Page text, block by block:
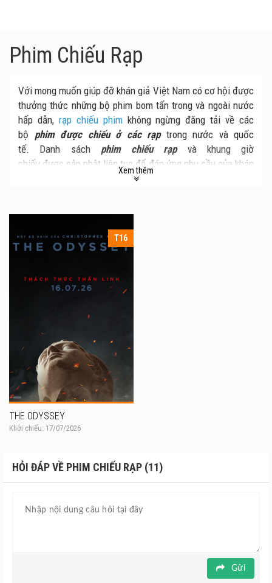
Phim Chiếu Rạp
Với mong muốn giúp đỡ khán giả Việt Nam có cơ hội được
thưởng thức những bộ phim bom tấn trong và ngoài nước
hấp dẫn, rạp chiếu phimkhông ngừng đăng tải về các
bộ phim được chiếu ở các rạptrong nước và quốc
tế. Danh sách phim chiếu rạpvà khung giờ
chiếu được cập nhật liên tục để đáp ứng nhu cầu của khán
giả. Từ đó, bạn có thể sắp xếp thời gian để thưởng thức
Xem thêm
T16
THE ODYSSEY
Khởi chiếu: 17/07/2026
HỎI ĐÁP VỀ PHIM CHIẾU RẠP (11)
Gửi